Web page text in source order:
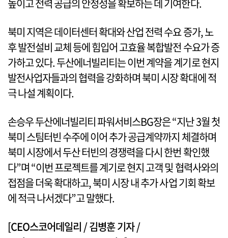
높이고 전력 공급의 안정성을 확보하는 데 기여한다.
북미 지역은 데이터센터 확대와 산업 전력 수요 증가, 노
후 발전설비 교체 등에 힘입어 고효율 복합발전 수요가 증
가하고 있다. 두산에너빌리티는 이번 계약을 계기로 현지
발전사업자들과의 협력을 강화하며 북미 시장 확대에 적
극 나설 계획이다.
손승우 두산에너빌리티 파워서비스BG장은 “지난 3월 첫
북미 스팀터빈 수주에 이어 추가 공급계약까지 체결하며
북미 시장에서 두산 터빈의 경쟁력을 다시 한번 확인했
다”며 “이번 프로젝트를 계기로 현지 고객 및 협력사와의
접점을 더욱 확대하고, 북미 시장 내 추가 사업 기회 확보
에 적극 나서겠다”고 말했다.
[CEO스코어데일리 / 김병훈 기자 /